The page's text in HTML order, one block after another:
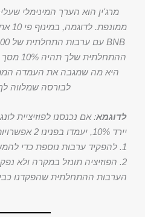
מרג'ין הוא הערך המינימלי
היא מה שמגבה את העמדה
לבורסה שמלווה
לדוגמא
יירד 10%, יעמדו בפנינו 2 אפשרויות.
1. להפקיד ערבות נוספת כדי להמשיך להחזיק בפוזיציה.
2. הפוזיציה תונזל במקרה ולא
הערבות ההתחלתית שהפקדנו